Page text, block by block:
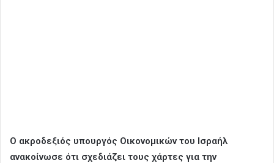
Ο ακροδεξιός υπουργός Οικονομικών του Ισραήλ
ανακοίνωσε ότι σχεδιάζει τους χάρτες για την